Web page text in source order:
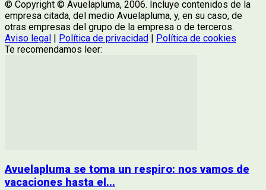
© Copyright © Avuelapluma, 2006. Incluye contenidos de la
empresa citada, del medio Avuelapluma, y, en su caso, de
otras empresas del grupo de la empresa o de terceros.
Aviso legal | Política de privacidad | Política de cookies
Te recomendamos leer:
Avuelapluma se toma un respiro: nos vamos de
vacaciones hasta el...